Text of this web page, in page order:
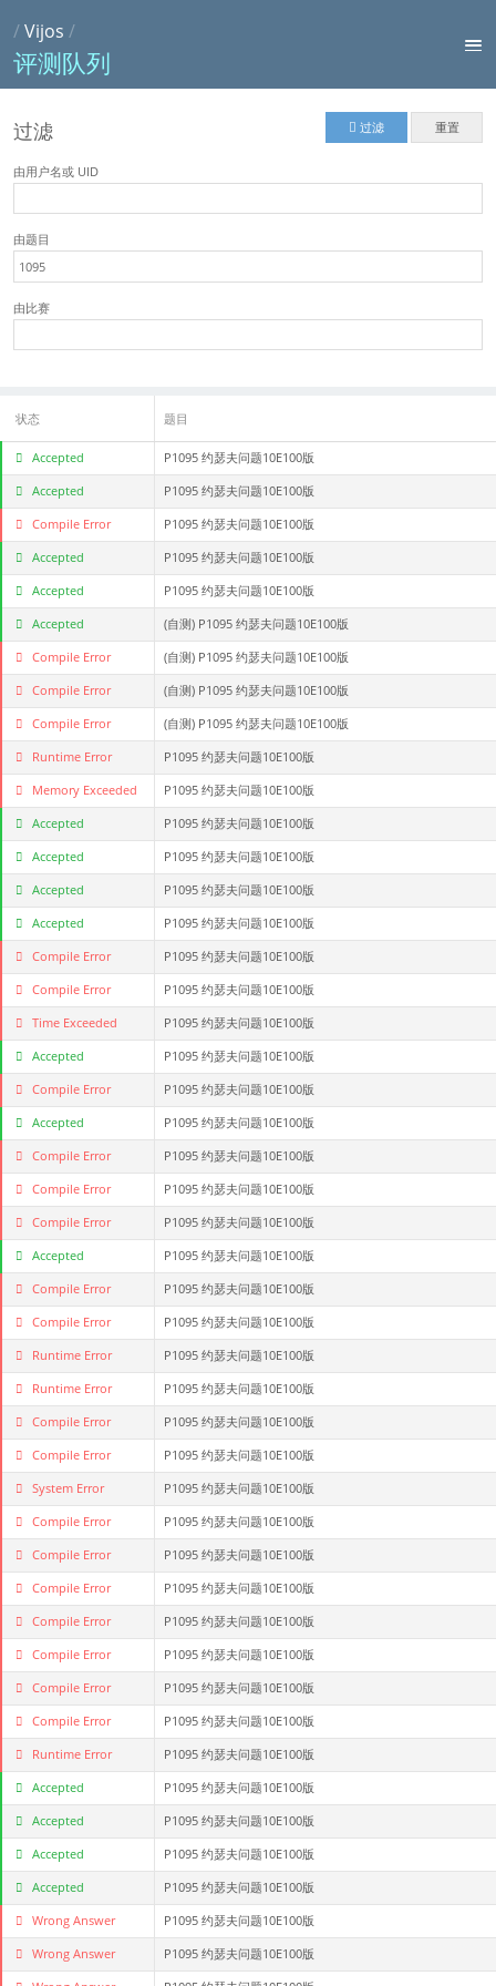
/Vijos /
评测队列
过滤 过滤 重置
由用户名或 UID
由题目
由比赛
状态 题目
Accepted P1095 约瑟夫问题10E100版
Accepted P1095 约瑟夫问题10E100版
Compile Error P1095 约瑟夫问题10E100版
Accepted P1095 约瑟夫问题10E100版
Accepted P1095 约瑟夫问题10E100版
Accepted (自测) P1095 约瑟夫问题10E100版
Compile Error (自测) P1095 约瑟夫问题10E100版
Compile Error (自测) P1095 约瑟夫问题10E100版
Compile Error (自测) P1095 约瑟夫问题10E100版
Runtime Error P1095 约瑟夫问题10E100版
Memory Exceeded P1095 约瑟夫问题10E100版
Accepted P1095 约瑟夫问题10E100版
Accepted P1095 约瑟夫问题10E100版
Accepted P1095 约瑟夫问题10E100版
Accepted P1095 约瑟夫问题10E100版
Compile Error P1095 约瑟夫问题10E100版
Compile Error P1095 约瑟夫问题10E100版
Time Exceeded P1095 约瑟夫问题10E100版
Accepted P1095 约瑟夫问题10E100版
Compile Error P1095 约瑟夫问题10E100版
Accepted P1095 约瑟夫问题10E100版
Compile Error P1095 约瑟夫问题10E100版
Compile Error P1095 约瑟夫问题10E100版
Compile Error P1095 约瑟夫问题10E100版
Accepted P1095 约瑟夫问题10E100版
Compile Error P1095 约瑟夫问题10E100版
Compile Error P1095 约瑟夫问题10E100版
Runtime Error P1095 约瑟夫问题10E100版
Runtime Error P1095 约瑟夫问题10E100版
Compile Error P1095 约瑟夫问题10E100版
Compile Error P1095 约瑟夫问题10E100版
System Error P1095 约瑟夫问题10E100版
Compile Error P1095 约瑟夫问题10E100版
Compile Error P1095 约瑟夫问题10E100版
Compile Error P1095 约瑟夫问题10E100版
Compile Error P1095 约瑟夫问题10E100版
Compile Error P1095 约瑟夫问题10E100版
Compile Error P1095 约瑟夫问题10E100版
Compile Error P1095 约瑟夫问题10E100版
Runtime Error P1095 约瑟夫问题10E100版
Accepted P1095 约瑟夫问题10E100版
Accepted P1095 约瑟夫问题10E100版
Accepted P1095 约瑟夫问题10E100版
Accepted P1095 约瑟夫问题10E100版
Wrong Answer P1095 约瑟夫问题10E100版
Wrong Answer P1095 约瑟夫问题10E100版